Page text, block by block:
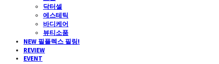
닥터셀
에스테틱
바디케어
뷰티소품
NEW 필플렉스 필링!
REVIEW
EVENT